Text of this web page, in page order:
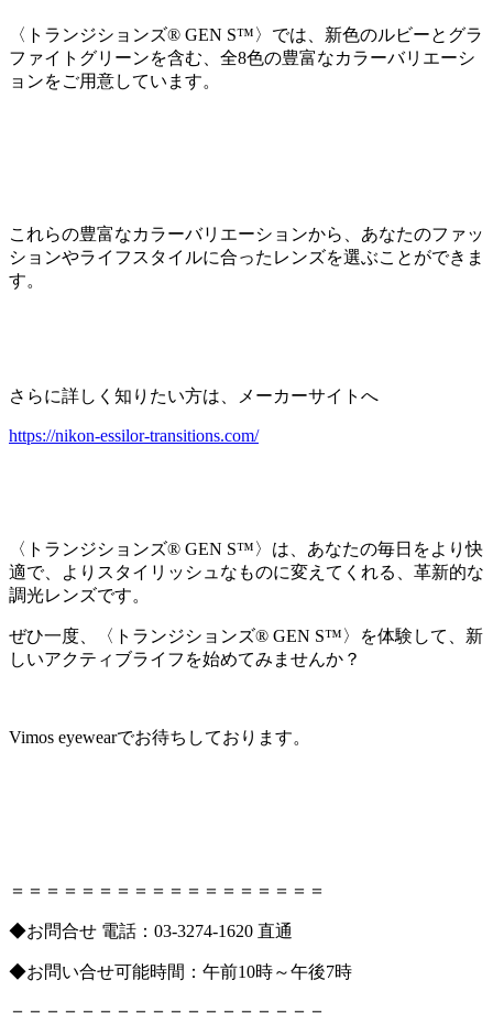
〈トランジションズ® GEN S™〉では、新色のルビーとグラ
ファイトグリーンを含む、全8色の豊富なカラーバリエーシ
ョンをご用意しています。
これらの豊富なカラーバリエーションから、あなたのファッ
ションやライフスタイルに合ったレンズを選ぶことができま
す。
さらに詳しく知りたい方は、メーカーサイトへ
https://nikon-essilor-transitions.com/
〈トランジションズ® GEN S™〉は、あなたの毎日をより快
適で、よりスタイリッシュなものに変えてくれる、革新的な
調光レンズです。
ぜひ一度、〈トランジションズ® GEN S™〉を体験して、新
しいアクティブライフを始めてみませんか？
Vimos eyewearでお待ちしております。
＝＝＝＝＝＝＝＝＝＝＝＝＝＝＝＝＝＝
◆お問合せ 電話：03-3274-1620 直通
◆お問い合せ可能時間：午前10時～午後7時